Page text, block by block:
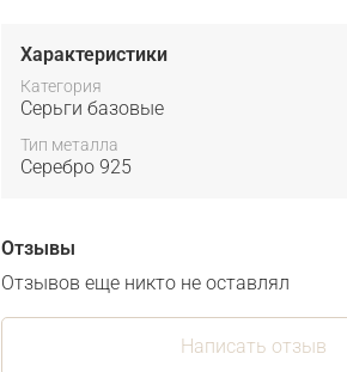
Характеристики
Категория
Серьги базовые
Тип металла
Серебро 925
Отзывы
Отзывов еще никто не оставлял
Написать отзыв